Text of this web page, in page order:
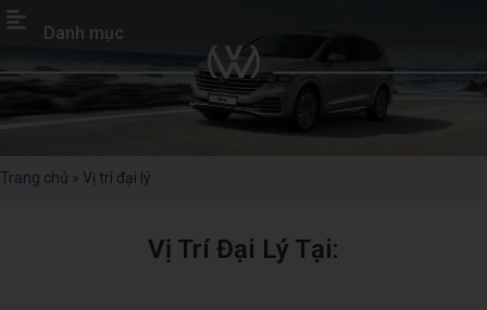
Danh mục
Trang chủ » Vị trí đại lý
Vị Trí Đại Lý Tại: